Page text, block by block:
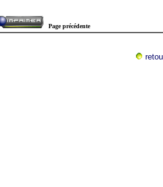
Page précédente